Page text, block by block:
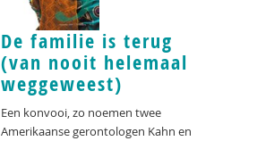
De familie is terug
(van nooit helemaal
weggeweest)
Een konvooi, zo noemen twee
Amerikaanse gerontologen Kahn en